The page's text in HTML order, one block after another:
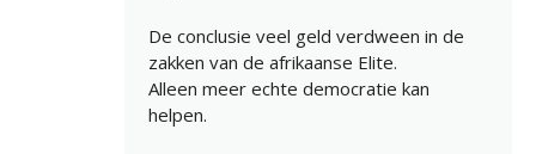
De conclusie veel geld verdween in de
zakken van de afrikaanse Elite.
Alleen meer echte democratie kan
helpen.